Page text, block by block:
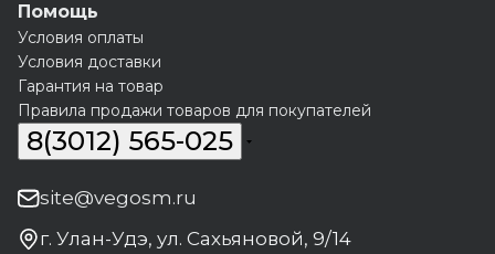
Помощь
Условия оплаты
Условия доставки
Гарантия на товар
Правила продажи товаров для покупателей
8(3012) 565-025
site@vegosm.ru
г. Улан-Удэ, ул. Сахьяновой, 9/14